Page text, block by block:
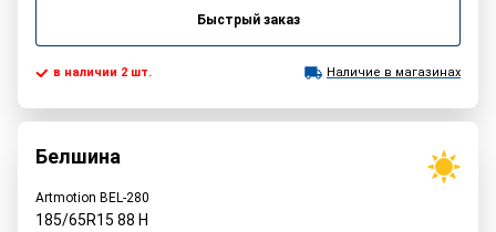
Быстрый заказ
в наличии 2 шт. Наличие в магазинах
Белшина
Artmotion BEL-280
185/65R15 88 H